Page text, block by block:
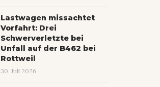
Lastwagen missachtet
Vorfahrt: Drei
Schwerverletzte bei
Unfall auf der B462 bei
Rottweil
30. Juli 2026